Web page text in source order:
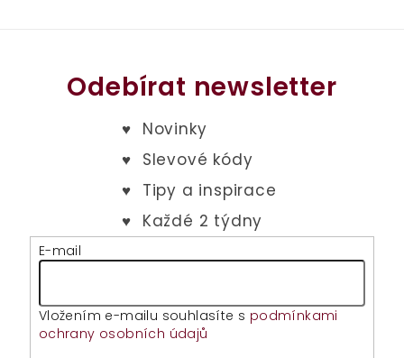
Odebírat newsletter
E-mail
Vložením e-mailu souhlasíte s podmínkami
ochrany osobních údajů